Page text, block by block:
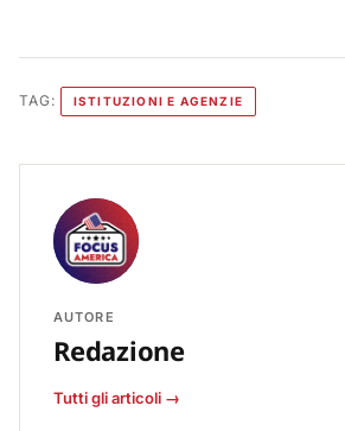
TAG: ISTITUZIONI E AGENZIE
AUTORE
Redazione
Tutti gli articoli →